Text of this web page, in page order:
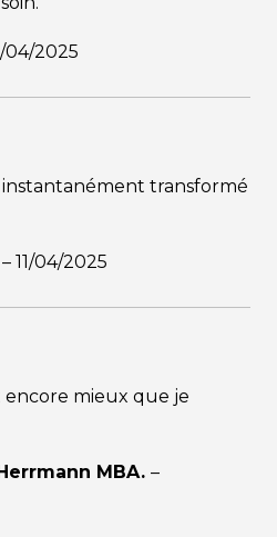
04/2025
transformé
– 11/04/2025
mieux que je
MBA. –